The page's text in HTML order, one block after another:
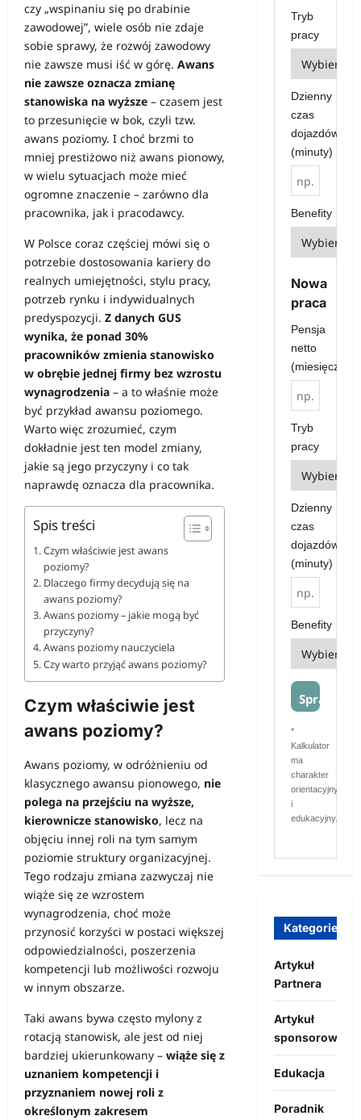
czy „wspinaniu się po drabinie
zawodowej”, wiele osób nie zdaje
sobie sprawy, że rozwój zawodowy
nie zawsze musi iść w górę. Awans
nie zawsze oznacza zmianę
stanowiska na wyższe – czasem jest
to przesunięcie w bok, czyli tzw.
awans poziomy. I choć brzmi to
mniej prestiżowo niż awans pionowy,
w wielu sytuacjach może mieć
ogromne znaczenie – zarówno dla
pracownika, jak i pracodawcy.
W Polsce coraz częściej mówi się o
potrzebie dostosowania kariery do
realnych umiejętności, stylu pracy,
potrzeb rynku i indywidualnych
predyspozycji. Z danych GUS
wynika, że ponad 30%
pracowników zmienia stanowisko
w obrębie jednej firmy bez wzrostu
wynagrodzenia – a to właśnie może
być przykład awansu poziomego.
Warto więc zrozumieć, czym
dokładnie jest ten model zmiany,
jakie są jego przyczyny i co tak
naprawdę oznacza dla pracownika.
Spis treści
Czym właściwie jest awans
poziomy?
Dlaczego firmy decydują się na
awans poziomy?
Awans poziomy – jakie mogą być
przyczyny?
Awans poziomy nauczyciela
Czy warto przyjąć awans poziomy?
Czym właściwie jest
awans poziomy?
Awans poziomy, w odróżnieniu od
klasycznego awansu pionowego, nie
polega na przejściu na wyższe,
kierownicze stanowisko, lecz na
objęciu innej roli na tym samym
poziomie struktury organizacyjnej.
Tego rodzaju zmiana zazwyczaj nie
wiąże się ze wzrostem
wynagrodzenia, choć może
przynosić korzyści w postaci większej
odpowiedzialności, poszerzenia
kompetencji lub możliwości rozwoju
w innym obszarze.
Taki awans bywa często mylony z
rotacją stanowisk, ale jest od niej
bardziej ukierunkowany – wiąże się z
uznaniem kompetencji i
przyznaniem nowej roli z
określonym zakresem
Tryb
pracy
Dzienny
czas
dojazdów
(minuty)
Benefity
Nowa
praca
Pensja
netto
(miesięcznie)
Tryb
pracy
Dzienny
czas
dojazdów
(minuty)
Benefity
Sprawdź
*
Kalkulator
ma
charakter
orientacyjny
i
edukacyjny.
Kategorie
Artykuł
Partnera
Artykuł
sponsorowany
Edukacja
Poradnik